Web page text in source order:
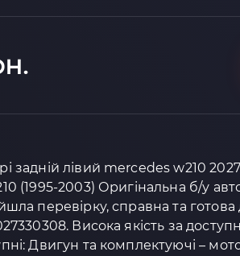
задній лівий mercedes w210
(1995-2003) Оригінальна б/у
перевірку, справна та
Висока якість за
Двигун та комплектуючі –